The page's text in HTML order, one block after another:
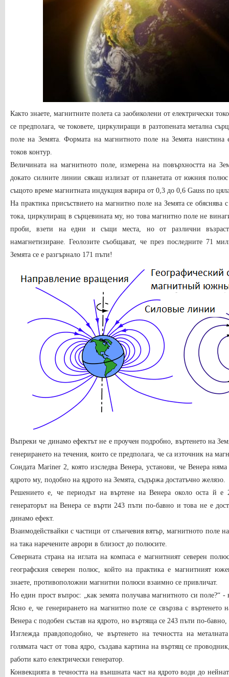
Както знаете, магнитните полета са заобиколени от електрически
се предполага, че токовете, циркулиращи в разтопената метална
поле на Земята. Формата на магнитното поле на Земята
токов контур.
Величината на магнитното поле, измерена на повърхността на
докато силните линии сякаш излизат от планетата от южния
същото време магнитната индукция варира от 0,3 до 0,6 Gauss по
На практика присъствието на магнитно поле на Земята се
тока, циркулиращ в сърцевината му, но това магнитно поле не
проби, взети на едни и същи места, но от различни
намагнетизиране. Геолозите съобщават, че през последните 71
Земята се е разгърнало 171 пъти!
Въпреки че динамо ефектът не е проучен подробно, въртенето на
генерирането на течения, които се предполага, че са източник на
Сондата Mariner 2, която изследва Венера, установи, че Венера
ядрото му, подобно на ядрото на Земята, съдържа достатъчно желязо.
Решението е, че периодът на въртене на Венера около оста й е
генераторът на Венера се върти 243 пъти по-бавно и това не е
динамо ефект.
Взаимодействайки с частици от слънчевия вятър, магнитното поле
на така наречените аврори в близост до полюсите.
Северната страна на иглата на компаса е магнитният северен
географския северен полюс, който на практика е магнитният
знаете, противоположни магнитни полюси взаимно се привличат.
Но един прост въпрос: „как земята получава магнитното си поле?“ -
Ясно е, че генерирането на магнитно поле се свързва с въртенето
Венера с подобен състав на ядрото, но въртяща се 243 пъти по-
Изглежда правдоподобно, че въртенето на течността на
голямата част от това ядро, създава картина на въртящ се
работи като електрически генератор.
Конвекцията в течността на външната част на ядрото води до